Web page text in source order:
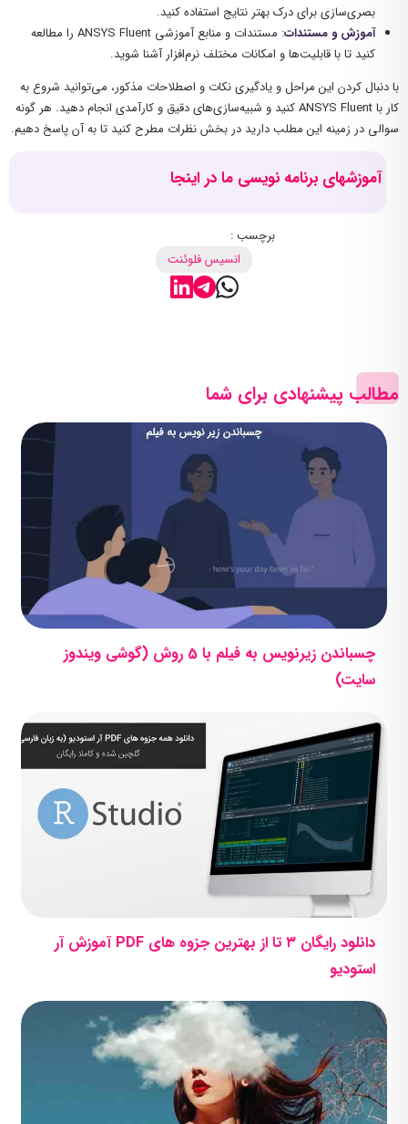
بصری‌سازی برای درک بهتر نتایج استفاده کنید.
آموزش و مستندات
: مستندات و منابع آموزشی ANSYS Fluent را مطالعه
کنید تا با قابلیت‌ها و امکانات مختلف نرم‌افزار آشنا شوید.
با دنبال کردن این مراحل و یادگیری نکات و اصطلاحات مذکور، می‌توانید شروع به
کار با ANSYS Fluent کنید و شبیه‌سازی‌های دقیق و کارآمدی انجام دهید. هر گونه
سوالی در زمینه این مطلب دارید در بخش نظرات مطرح کنید تا به آن پاسخ دهیم.
آموزشهای برنامه نویسی ما در اینجا
برچسب :
انسیس فلوئنت
مطالب پیشنهادی برای شما
چسباندن زیرنویس به فیلم با 5 روش (گوشی ویندوز
سایت)
دانلود رایگان ۳ تا از بهترین جزوه های PDF آموزش آر
استودیو